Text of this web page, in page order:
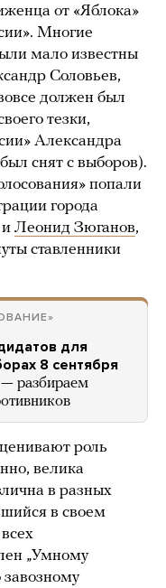
от «Яблока»
Многие
мало известны
Соловьев,
должен был
тезки,
Александра
снят с выборов).
попали
города
и Леонид Зюганов,
ставленники
для
8 сентября
— разбираем
роль
велика
в разных
в своем
„Умному
завозному